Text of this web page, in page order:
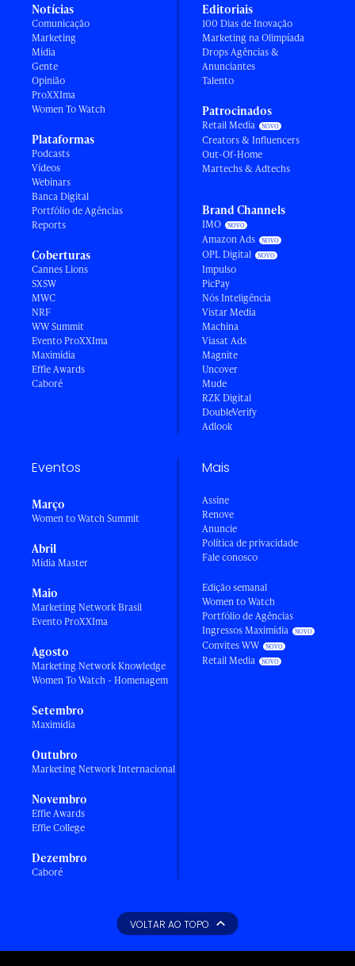
Notícias
Comunicação
Marketing
Mídia
Gente
Opinião
ProXXIma
Women To Watch
Plataformas
Podcasts
Vídeos
Webinars
Banca Digital
Portfólio de Agências
Reports
Coberturas
Cannes Lions
SXSW
MWC
NRF
WW Summit
Evento ProXXIma
Maximídia
Effie Awards
Caboré
Editoriais
100 Dias de Inovação
Marketing na Olimpíada
Drops Agências &
Anunciantes
Talento
Patrocinados
Retail Media
Creators & Influencers
Out-Of-Home
Martechs & Adtechs
Brand Channels
IMO
Amazon Ads
OPL Digital
Impulso
PicPay
Nós Inteligência
Vistar Media
Machina
Viasat Ads
Magnite
Uncover
Mude
RZK Digital
DoubleVerify
Adlook
Eventos
Março
Women to Watch Summit
Abril
Mídia Master
Maio
Marketing Network Brasil
Evento ProXXIma
Agosto
Marketing Network Knowledge
Women To Watch - Homenagem
Setembro
Maximídia
Outubro
Marketing Network Internacional
Novembro
Effie Awards
Effie College
Dezembro
Caboré
Mais
Assine
Renove
Anuncie
Política de privacidade
Fale conosco
Edição semanal
Women to Watch
Portfólio de Agências
Ingressos Maximídia
Convites WW
Retail Media
VOLTAR AO TOPO